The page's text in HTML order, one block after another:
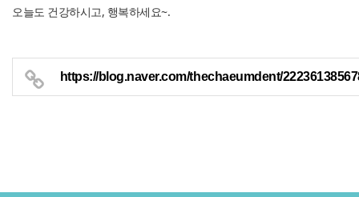
오늘도 건강하시고, 행복하세요~.
https://blog.naver.com/thechaeumdent/